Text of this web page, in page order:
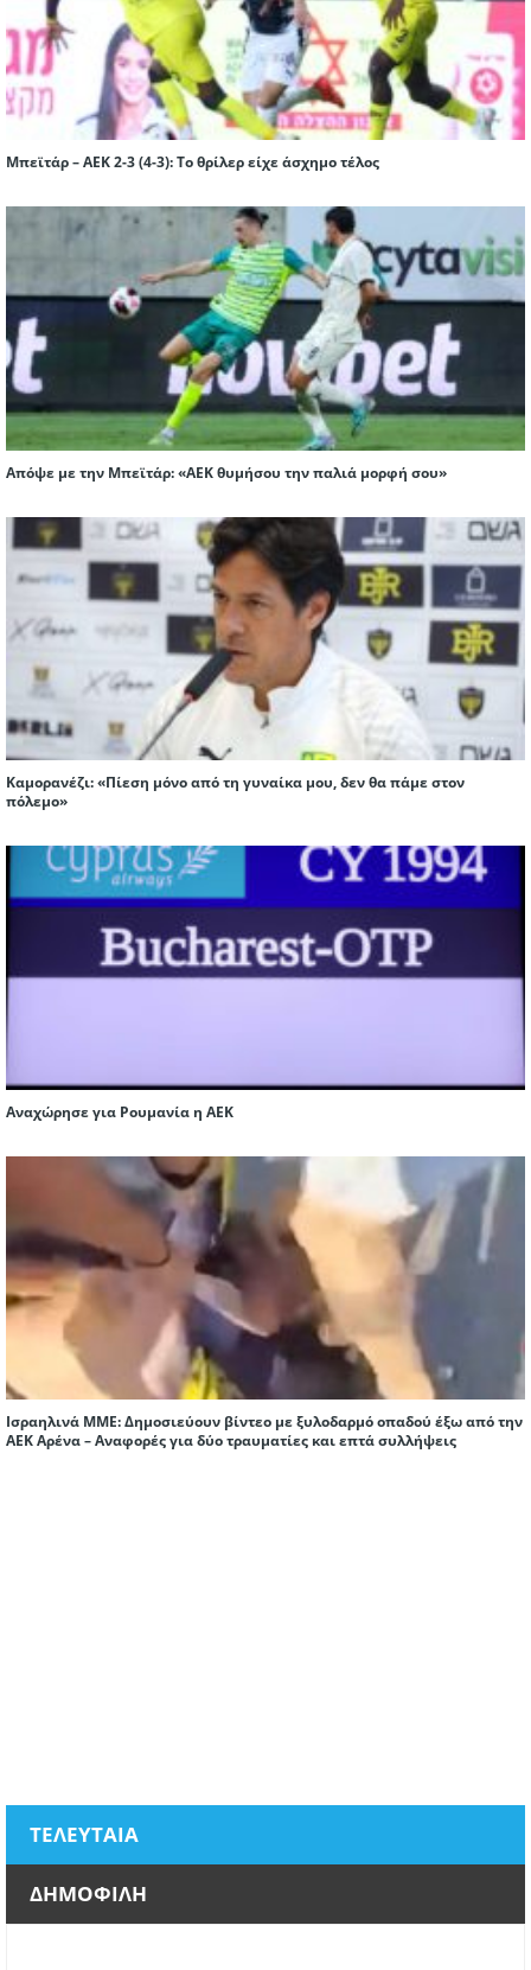
Μπεϊτάρ – ΑΕΚ 2-3 (4-3): Το θρίλερ είχε άσχημο τέλος
Απόψε με την Μπεϊτάρ: «ΑΕΚ θυμήσου την παλιά μορφή σου»
Καμορανέζι: «Πίεση μόνο από τη γυναίκα μου, δεν θα πάμε στον
πόλεμο»
Αναχώρησε για Ρουμανία η ΑΕΚ
Ισραηλινά ΜΜΕ: Δημοσιεύουν βίντεο με ξυλοδαρμό οπαδού έξω από την
ΑΕΚ Αρένα – Αναφορές για δύο τραυματίες και επτά συλλήψεις
ΤΕΛΕΥΤΑΙΑ
ΔΗΜΟΦΙΛΗ